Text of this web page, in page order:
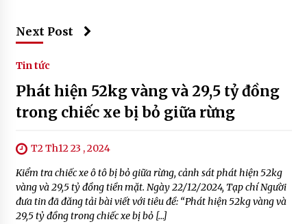
Next Post
Tin tức
Phát hiện 52kg vàng và 29,5 tỷ đồng
trong chiếc xe bị bỏ giữa rừng
T2 Th12 23 , 2024
Kiểm tra chiếc xe ô tô bị bỏ giữa rừng, cảnh sát phát hiện 52kg
vàng và 29,5 tỷ đồng tiền mặt. Ngày 22/12/2024, Tạp chí Người
đưa tin đã đăng tải bài viết với tiêu đề: “Phát hiện 52kg vàng và
29,5 tỷ đồng trong chiếc xe bị bỏ […]